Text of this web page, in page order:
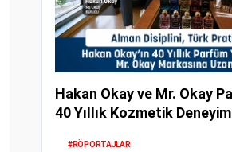
Hakan Okay ve Mr. Okay
40 Yıllık Kozmetik
#RÖPORTAJLAR